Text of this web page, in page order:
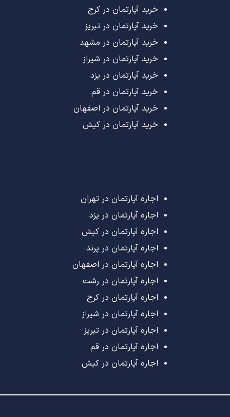
خرید آپارتمان در کرج
خرید آپارتمان در تبریز
خرید آپارتمان در مشهد
خرید آپارتمان در شیراز
خرید آپارتمان در یزد
خرید آپارتمان در قم
خرید آپارتمان در اصفهان
خرید آپارتمان در کیش
اجاره آپارتمان در تهران
اجاره آپارتمان در یزد
اجاره آپارتمان در کیش
اجاره آپارتمان در پرند
اجاره آپارتمان در اصفهان
اجاره آپارتمان در رشت
اجاره آپارتمان در کرج
اجاره آپارتمان در شیراز
اجاره آپارتمان در تبریز
اجاره آپارتمان در قم
اجاره آپارتمان در کیش